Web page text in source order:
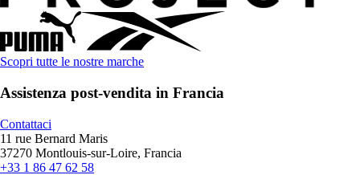
Scopri tutte le nostre marche
Assistenza post-vendita in Francia
Contattaci
11 rue Bernard Maris
37270 Montlouis-sur-Loire, Francia
+33 1 86 47 62 58